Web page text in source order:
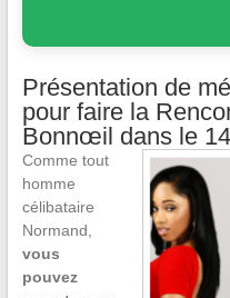
Présentation de
pour faire la
Bonnœil dans le
Comme tout
homme
célibataire
Normand,
vous
pouvez